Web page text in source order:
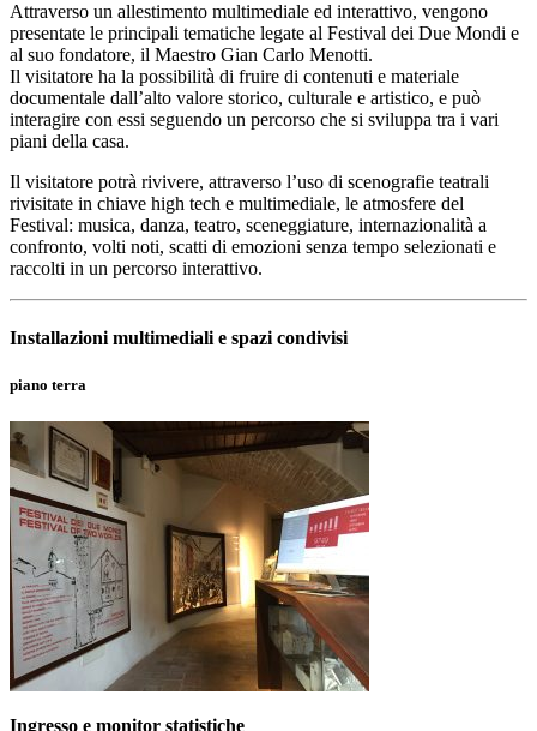
Attraverso un allestimento multimediale ed interattivo, vengono
presentate le principali tematiche legate al Festival dei Due Mondi e
al suo fondatore, il Maestro Gian Carlo Menotti.
Il visitatore ha la possibilità di fruire di contenuti e materiale
documentale dall’alto valore storico, culturale e artistico, e può
interagire con essi seguendo un percorso che si sviluppa tra i vari
piani della casa.
Il visitatore potrà rivivere, attraverso l’uso di scenografie teatrali
rivisitate in chiave high tech e multimediale, le atmosfere del
Festival: musica, danza, teatro, sceneggiature, internazionalità a
confronto, volti noti, scatti di emozioni senza tempo selezionati e
raccolti in un percorso interattivo.
Installazioni multimediali e spazi condivisi
piano terra
Ingresso e monitor statistiche